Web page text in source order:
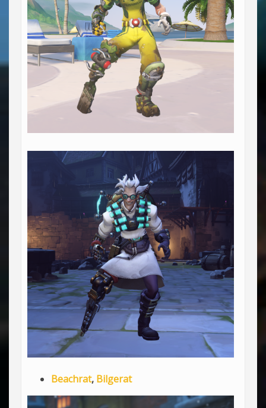
Beachrat, Bilgerat